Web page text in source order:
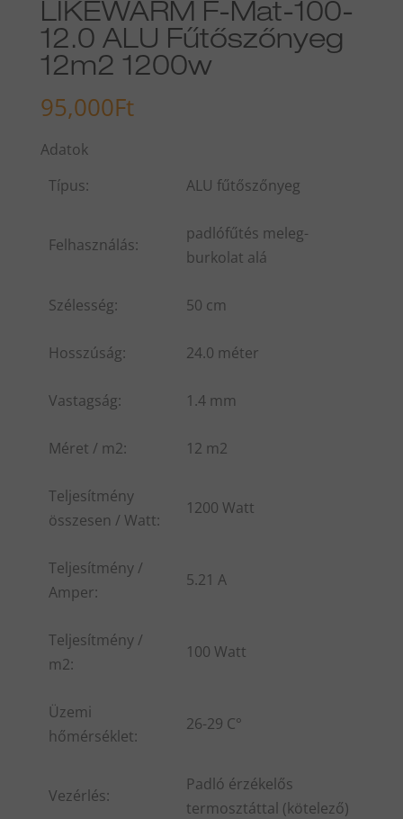
LIKEWARM F-Mat-100-
12.0 ALU Fűtőszőnyeg
12m2 1200w
95,000Ft
Adatok
Típus:
ALU fűtőszőnyeg
Felhasználás:
padlófűtés meleg-
burkolat alá
Szélesség: 50 cm
Hosszúság: 24.0 méter
Vastagság: 1.4 mm
Méret / m2: 12 m2
Teljesítmény
összesen / Watt:
1200 Watt
Teljesítmény /
Amper:
5.21 A
Teljesítmény /
m2:
100 Watt
Üzemi
hőmérséklet:
26-29 C°
Vezérlés:
Padló érzékelős
termosztáttal (kötelező)